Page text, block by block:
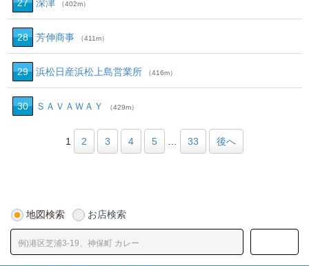
27 深津 （402m）
28 芳伸商事 （411m）
29 浜松日産浜松上島営業所 （416m）
30 ＳＡＶＡＷＡＹ （429m）
1 2 3 4 5 33 後へ
地図検索 お店検索